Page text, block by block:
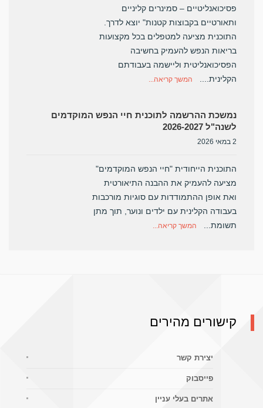
פסיכואנליטיים – סמינרים קליניים
ותאורטיים בקבוצות קטנות" יוצא לדרך.
התוכנית מציעה למטפלים בכל מקצועות
בריאות הנפש להעמיק בחשיבה
הפסיכואנליטית וליישמה בעבודתם
הקלינית....
המשך קריאה...
נמשכת ההרשמה לתוכנית חיי הנפש המוקדמים
לשנה"ל 2026-2027
2 במאי 2026
התוכנית הייחודית "חיי הנפש המוקדמים"
מציעה להעמיק את ההבנה התיאורטית
ואת אופן ההתמודדות עם סוגיות מורכבות
בעבודה הקלינית עם ילדים ונוער, תוך מתן
תשומת...
המשך קריאה...
קישורים מהירים
יצירת קשר
פייסבוק
אתרים בעלי עניין